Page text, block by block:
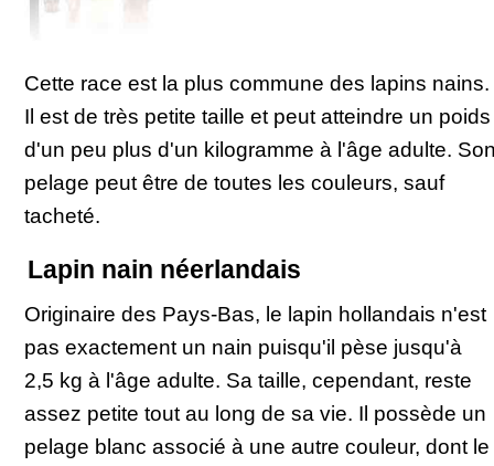
Cette race est la plus commune des lapins nains.
Il est de très petite taille et peut atteindre un poids
d'un peu plus d'un kilogramme à l'âge adulte.
pelage peut être de toutes les couleurs, sauf
tacheté.
Lapin nain néerlandais
Originaire des Pays-Bas, le lapin hollandais n'est
pas exactement un nain puisqu'il pèse jusqu'à
2,5 kg à l'âge adulte. Sa taille, cependant, reste
assez petite tout au long de sa vie. Il possède un
pelage blanc associé à une autre couleur, dont le